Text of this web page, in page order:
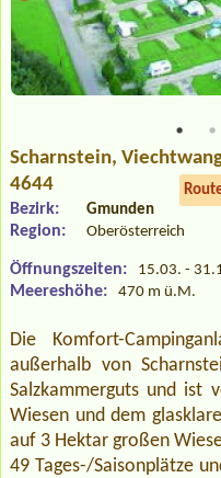
Scharnstein,
4644
Bezirk: Gmunden
Region: Oberösterreich
Öffnungszeiten: 15.03. -
Meereshöhe: 470 m ü.M.
Die Komfort-
außerhalb von
Salzkammerguts und ist
Wiesen und dem
auf 3 Hektar großen
49 Tages-/Saisonplätze